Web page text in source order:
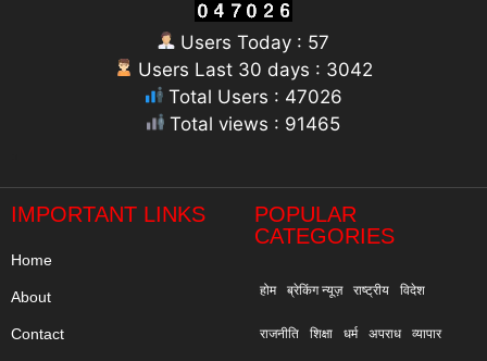
Users Today : 57
Users Last 30 days : 3042
Total Users : 47026
Total views : 91465
IMPORTANT LINKS
Home
About
Contact
POPULAR
CATEGORIES
होम ब्रेकिंग न्यूज़ राष्ट्रीय विदेश
राजनीति शिक्षा धर्म अपराध व्यापार